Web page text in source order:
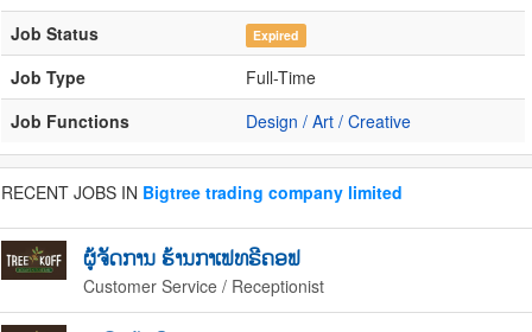
Job Status Expired
Job Type
Full-Time
Job Functions
Design / Art / Creative
RECENT JOBS IN Bigtree trading company limited
ຜູ້ຈັດການ ຮ້ານກາເຟທຣີຄອຟ
Customer Service / Receptionist